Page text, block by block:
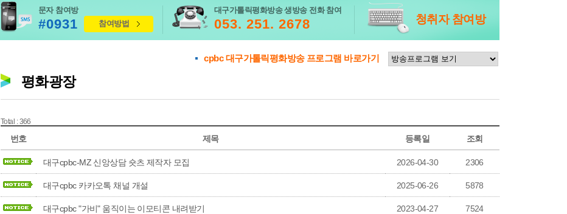
문자 참여방
#0931 참여방법
대구가톨릭평화방송 생방송 전화 참여
053. 251. 2678 청취자 참여방
cpbc 대구가톨릭평화방송 프로그램 바로가기
평화광장
Total : 366
번호 제목 등록일 조회
대구cpbc-MZ 신앙상담 숏츠 제작자 모집 2026-04-30 2306
대구cpbc 카카오톡 채널 개설 2025-06-26 5878
대구cpbc "가비" 움직이는 이모티콘 내려받기 2023-04-27 7524